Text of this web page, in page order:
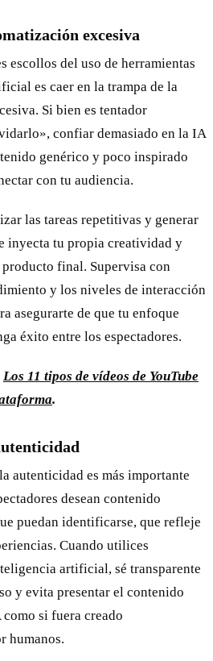
excesiva
escollos del uso de herramientas
es caer en la trampa de la
Si bien es tentador
confiar demasiado en la IA
genérico y poco inspirado
con tu audiencia.
las tareas repetitivas y generar
inyecta tu propia creatividad y
final. Supervisa con
y los niveles de interacción
asegurarte de que tu enfoque
éxito entre los espectadores.
Los 11 tipos de vídeos de YouTube
.
autenticidad es más importante
desean contenido
puedan identificarse, que refleje
Cuando utilices
artificial, sé transparente
y evita presentar el contenido
si fuera creado
humanos.